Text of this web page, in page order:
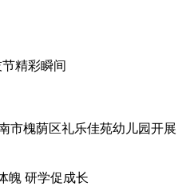
精彩瞬间
市槐荫区礼乐佳苑幼儿园开展
魄 研学促成长